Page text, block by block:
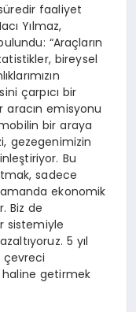
faaliyet
Yılmaz,
“Araçların
bireysel
çarpıcı bir
aracın emisyonu
bir araya
gezegenimizin
Bu
sadece
ekonomik
Biz de
sistemiyle
5 yıl
getirmek